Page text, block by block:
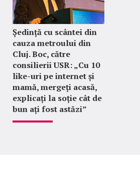
Ședință cu scântei din
cauza metroului din
Cluj. Boc, către
consilierii USR: „Cu 10
like-uri pe internet și
mamă, mergeți acasă,
explicați la soție cât de
bun ați fost astăzi”